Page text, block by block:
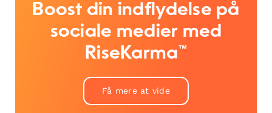
Boost din indflydelse på
sociale medier med
RiseKarma™
Få mere at vide